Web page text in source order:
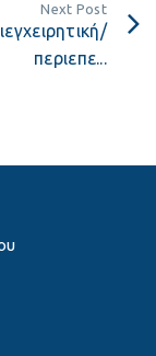
Next Post
περιεπε...